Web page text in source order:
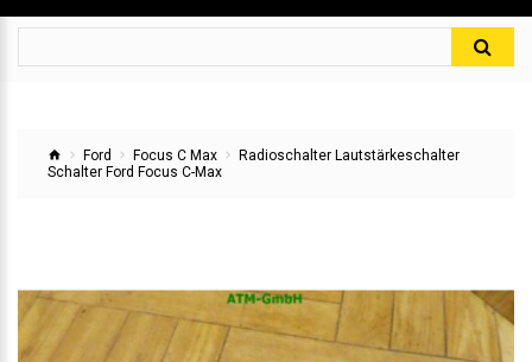
Ford Focus C Max
Radioschalter Lautstärkeschalter
Schalter Ford Focus C-Max